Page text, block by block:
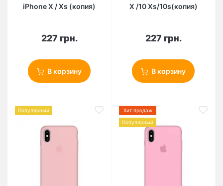
iPhone X / Xs (копия)
227 грн.
В корзину
X /10 Xs/10s(копия)
227 грн.
В корзину
Популярный
Хит продаж
Популярный